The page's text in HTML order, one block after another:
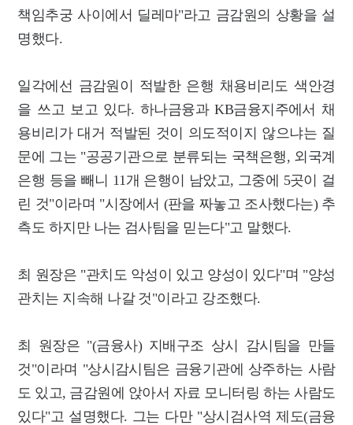
책임추궁 사이에서 딜레마"라고 금감원의 상황을 설
명했다.
일각에선 금감원이 적발한 은행 채용비리도 색안경
을 쓰고 보고 있다. 하나금융과 KB금융지주에서 채
용비리가 대거 적발된 것이 의도적이지 않으냐는 질
문에 그는 "공공기관으로 분류되는 국책은행, 외국계
은행 등을 빼니 11개 은행이 남았고, 그중에 5곳이 걸
린 것"이라며 "시장에서 (판을 짜놓고 조사했다는) 추
측도 하지만 나는 검사팀을 믿는다"고 말했다.
최 원장은 "관치도 악성이 있고 양성이 있다"며 "양성
관치는 지속해 나갈 것"이라고 강조했다.
최 원장은 "(금융사) 지배구조 상시 감시팀을 만들
것"이라며 "상시감시팀은 금융기관에 상주하는 사람
도 있고, 금감원에 앉아서 자료 모니터링 하는 사람도
있다"고 설명했다. 그는 다만 "상시검사역 제도(금융